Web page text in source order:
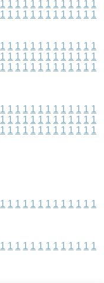
1 1 1 1 1 1 1 1 1 1 1 1 1
1 1 1 1 1 1 1 1 1 1 1 1 1
1 1 1 1 1 1 1 1 1 1 1 1 1
1 1 1 1 1 1 1 1 1 1 1 1 1
1 1 1 1 1 1 1 1 1 1 1 1 1
1 1 1 1 1 1 1 1 1 1 1 1 1
1 1 1 1 1 1 1 1 1 1 1 1 1
1 1 1 1 1 1 1 1 1 1 1 1 1
1 1 1 1 1 1 1 1 1 1 1 1 1
1 1 1 1 1 1 1 1 1 1 1 1 1